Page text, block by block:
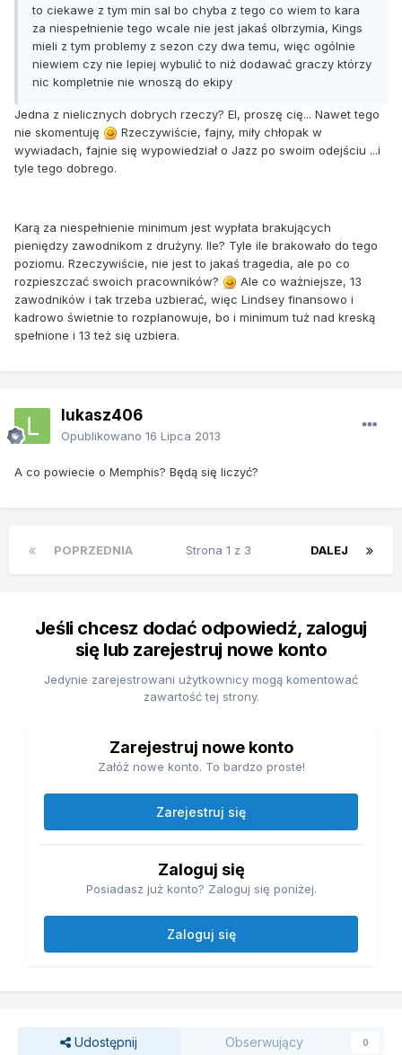
to ciekawe z tym min sal bo chyba z tego co wiem to kara
za niespełnienie tego wcale nie jest jakaś olbrzymia, Kings
mieli z tym problemy z sezon czy dwa temu, więc ogólnie
niewiem czy nie lepiej wybulić to niż dodawać graczy którzy
nic kompletnie nie wnoszą do ekipy
Jedna z nielicznych dobrych rzeczy? El, proszę cię... Nawet tego
nie skomentuję
Rzeczywiście, fajny, miły chłopak w
wywiadach, fajnie się wypowiedział o Jazz po swoim odejściu ...i
tyle tego dobrego.
Karą za niespełnienie minimum jest wypłata brakujących
pieniędzy zawodnikom z drużyny. Ile? Tyle ile brakowało do tego
poziomu. Rzeczywiście, nie jest to jakaś tragedia, ale po co
rozpieszczać swoich pracowników?
Ale co ważniejsze, 13
zawodników i tak trzeba uzbierać, więc Lindsey finansowo i
kadrowo świetnie to rozplanowuje, bo i minimum tuż nad kreską
spełnione i 13 też się uzbiera.
lukasz406
Opublikowano 16 Lipca 2013
A co powiecie o Memphis? Będą się liczyć?
POPRZEDNIA DALEJ
Strona 1 z 3
Jeśli chcesz dodać odpowiedź, zaloguj
się lub zarejestruj nowe konto
Jedynie zarejestrowani użytkownicy mogą komentować
zawartość tej strony.
Zarejestruj nowe konto
Załóż nowe konto. To bardzo proste!
Zarejestruj się
Zaloguj się
Posiadasz już konto? Zaloguj się poniżej.
Zaloguj się
Udostępnij Obserwujący 0